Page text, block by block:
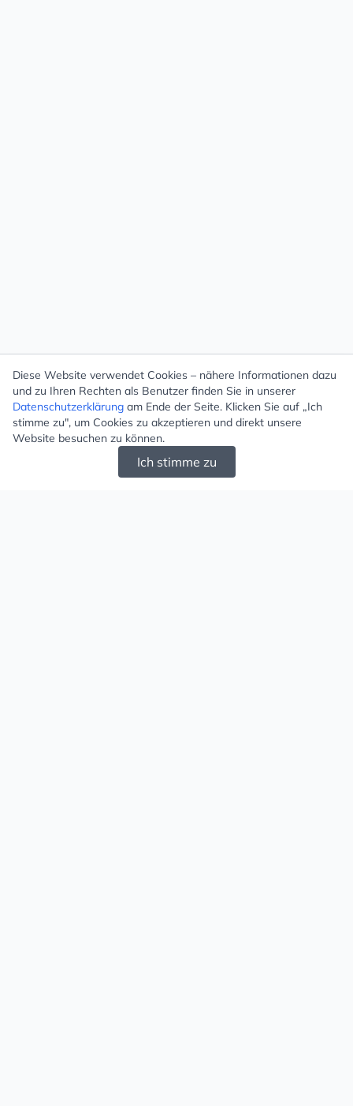
Diese Website verwendet Cookies – nähere Informationen dazu
und zu Ihren Rechten als Benutzer finden Sie in unserer
Datenschutzerklärung am Ende der Seite. Klicken Sie auf „Ich
stimme zu", um Cookies zu akzeptieren und direkt unsere
Website besuchen zu können.
Ich stimme zu